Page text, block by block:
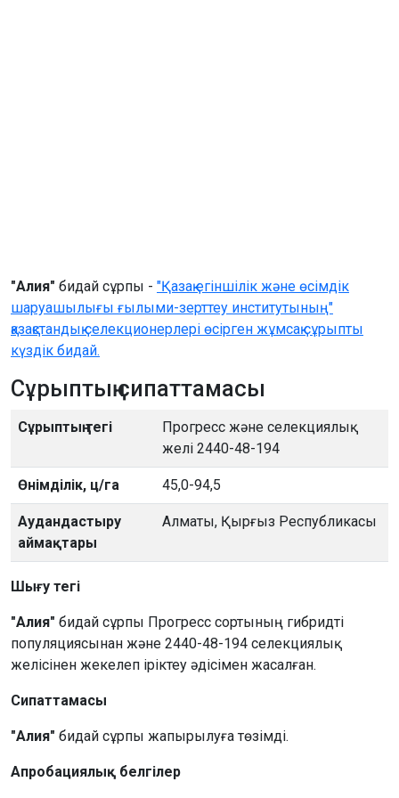
"Алия" бидай сұрпы - "Қазақ егіншілік және өсімдік
шаруашылығы ғылыми-зерттеу институтының"
қазақстандық селекционерлері өсірген жұмсақ сұрыпты
күздік бидай.
Сұрыптың сипаттамасы
Сұрыптың тегі
Прогресс және селекциялық
желі 2440-48-194
Өнімділік, ц/га 45,0-94,5
Аудандастыру
аймақтары
Алматы, Қырғыз Республикасы
Шығу тегі
"Алия" бидай сұрпы Прогресс сортының гибридті
популяциясынан және 2440-48-194 селекциялық
желісінен жекелеп іріктеу әдісімен жасалған.
Сипаттамасы
"Алия" бидай сұрпы жапырылуға төзімді.
Апробациялық белгілер